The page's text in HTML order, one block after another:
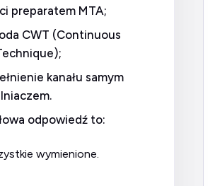
preparatem MTA;
CWT (Continuous
kanału samym
odpowiedź to:
wymienione.